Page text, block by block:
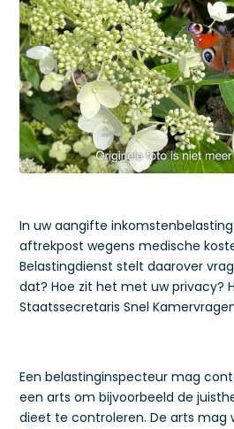
In uw aangifte
aftrekpost wegens medische
Belastingdienst stelt daarover
dat? Hoe zit het met uw privacy?
Staatssecretaris Snel
Een belastinginspecteur mag
een arts om bijvoorbeeld de
dieet te controleren. De arts mag